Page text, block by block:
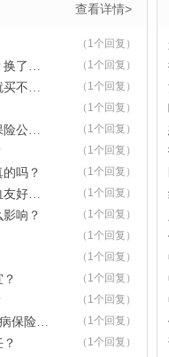
查看详情>
（1个回复）
保险异地理赔有限制吗？换了常住地保险还会赔吗？ （1个回复）
被保司拒保后怎么办？就买不了保险了吗？ （1个回复）
（1个回复）
哪些情况下投保会引起保险公司重视并调查比较严格？ （1个回复）
（1个回复）
吗？ （1个回复）
百万医疗险对地中海贫血友好吗？可以买吗？ （1个回复）
响？ （1个回复）
（1个回复）
（1个回复）
（1个回复）
（1个回复）
泰康康悦B款豁免保费疾病保险怎么样？ （1个回复）
（1个回复）